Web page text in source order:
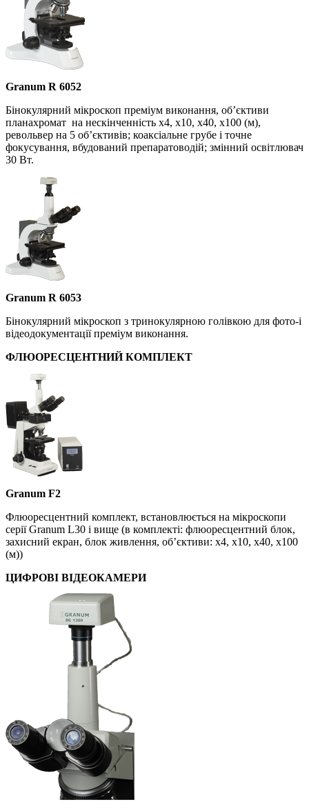
Granum R 6052
Бінокулярний мікроскоп преміум виконання, об’єктиви
планахромат на нескінченність х4, х10, х40, х100 (м),
револьвер на 5 об’єктивів; коаксіальне грубе і точне
фокусування, вбудований препаратоводій; змінний освітлювач
30 Вт.
Granum R 6053
Бінокулярний мікроскоп з тринокулярною голівкою для фото-і
відеодокументації преміум виконання.
ФЛЮОРЕСЦЕНТНИЙ КОМПЛЕКТ
Granum F2
Флюоресцентний комплект, встановлюється на мікроскопи
серії Granum L30 і вище (в комплекті: флюоресцентний блок,
захисний екран, блок живлення, об’єктиви: х4, х10, х40, х100
(м))
ЦИФРОВІ ВІДЕОКАМЕРИ